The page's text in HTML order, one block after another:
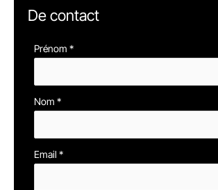
De contact
Formulaire
avec
téléphone
Prénom *
Nom *
Email *